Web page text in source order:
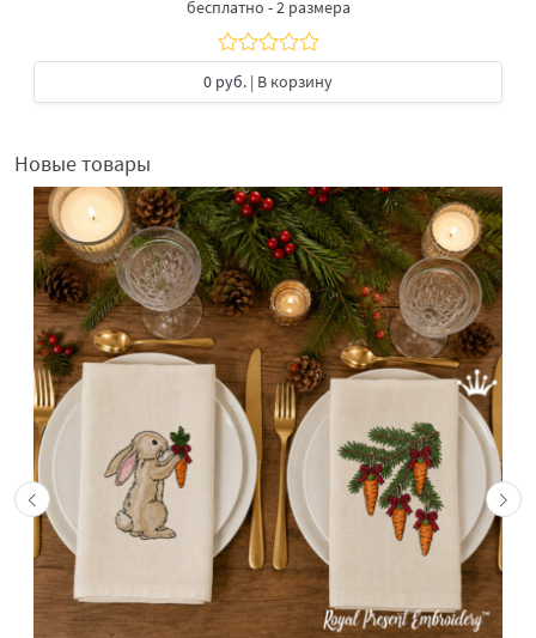
бесплатно - 2 размера
0 руб. | В корзину
Новые товары